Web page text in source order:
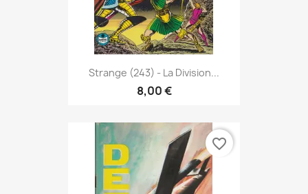
Strange (243) - La Division...
8,00 €
favorite_border